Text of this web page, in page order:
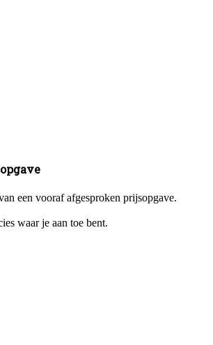
een vooraf afgesproken prijsopgave.
waar je aan toe bent.